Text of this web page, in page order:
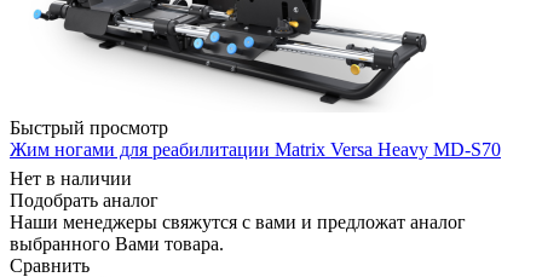
Быстрый просмотр
Жим ногами для реабилитации Matrix Versa Heavy MD-S70
Нет в наличии
Подобрать аналог
Наши менеджеры свяжутся с вами и предложат аналог
выбранного Вами товара.
Сравнить